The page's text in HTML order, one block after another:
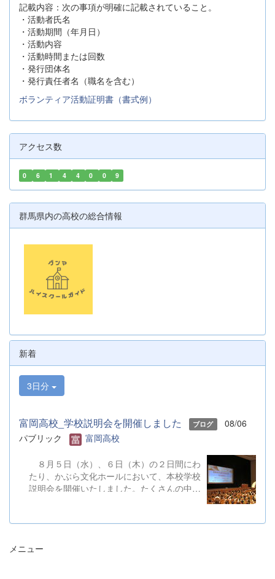
記載内容：次の事項が明確に記載されていること。
・活動者氏名
・活動期間（年月日）
・活動内容
・活動時間または回数
・発行団体名
・発行責任者名（職名を含む）
ボランティア活動証明書（書式例）
アクセス数
0 6 1 4 4 0 0 9
群馬県内の高校の総合情報
新着
3日分
富岡高校_学校説明会を開催しました ブログ
08/06
パブリック
富岡高校
８月５日（水）、６日（木）の２日間にわ
たり、かぶら文化ホールにおいて、本校学校
説明会を開催いたしました。たくさんの中学
した。 また、各日およそ80名のボランテ
明、探究発表などの運営に携わりました。生
メニュー